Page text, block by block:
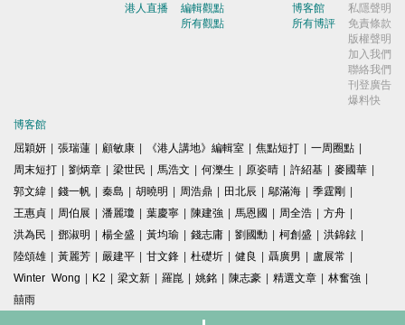
港人直播
編輯觀點
所有觀點
博客館
所有博評
私隱聲明
免責條款
版權聲明
加入我們
聯絡我們
刊登廣告
爆料快
博客館
屈穎妍 | 張瑞蓮 | 顧敏康 | 《港人講地》編輯室 | 焦點短打 | 一周圈點 |
周末短打 | 劉炳章 | 梁世民 | 馬浩文 | 何濼生 | 原姿晴 | 許紹基 | 麥國華 |
郭文緯 | 錢一帆 | 秦島 | 胡曉明 | 周浩鼎 | 田北辰 | 鄔滿海 | 季霆剛 |
王惠貞 | 周伯展 | 潘麗瓊 | 葉慶寧 | 陳建強 | 馬恩國 | 周全浩 | 方舟 |
洪為民 | 鄧淑明 | 楊全盛 | 黃均瑜 | 錢志庸 | 劉國勳 | 柯創盛 | 洪錦鉉 |
陸頌雄 | 黃麗芳 | 嚴建平 | 甘文鋒 | 杜礎圻 | 健良 | 聶廣男 | 盧展常 |
Winter Wong | K2 | 梁文新 | 羅崑 | 姚銘 | 陳志豪 | 精選文章 | 林奮強 |
囍雨